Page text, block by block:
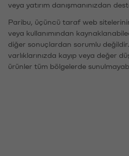
veya yatırım danışmanınızdan
Paribu, üçüncü taraf web
veya kullanımından
diğer sonuçlardan sorumlu değildir.
varlıklarınızda kayıp veya değer
ürünler tüm bölgelerde